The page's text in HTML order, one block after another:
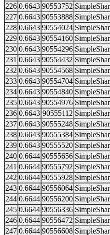
226 0.6643 90553752
227 0.6643 90553888
228 0.6643 90554024
229 0.6643 90554160
230 0.6643 90554296
231 0.6643 90554432
232 0.6643 90554568
233 0.6643 90554704
234 0.6643 90554840
235 0.6643 90554976
236 0.6643 90555112
237 0.6643 90555248
238 0.6643 90555384
239 0.6643 90555520
240 0.6644 90555656
241 0.6644 90555792
242 0.6644 90555928
243 0.6644 90556064
244 0.6644 90556200
245 0.6644 90556336
246 0.6644 90556472
247 0.6644 90556608